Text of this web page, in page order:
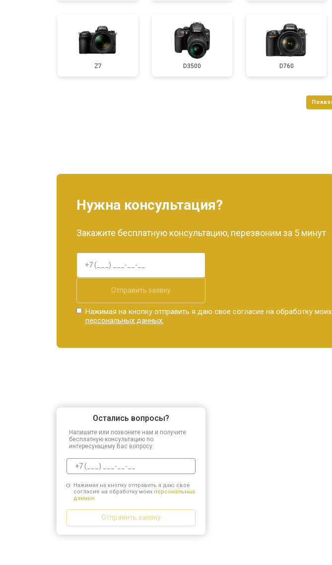
Z7 D3500 D760
Нужна консультация?
Закажите бесплатную консультацию, перезвоним за 5 минут
Отправить заявку
Нажимая на кнопку отправить я даю свое согласие на обработку моих
персональных данных.
Остались вопросы?
Напишите или позвоните нам и получите
бесплатную консультацию по
интересующему Вас вопросу.
Нажимая на кнопку отправить я даю свое
согласие на обработку моих персональных
данных.
Отправить заявку